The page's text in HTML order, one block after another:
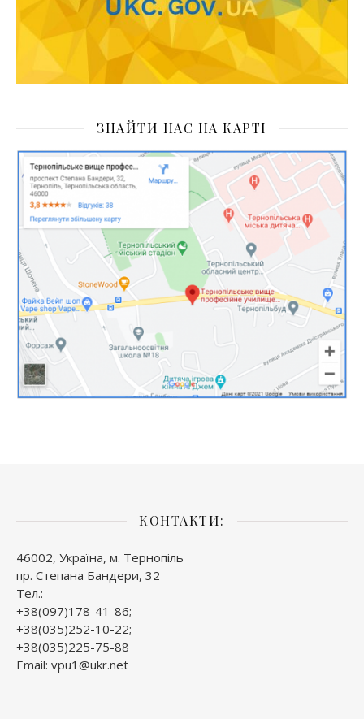
ЗНАЙТИ НАС НА КАРТІ
КОНТАКТИ:
46002, Україна, м. Тернопіль
пр. Степана Бандери, 32
Тел.:
+38(097)178-41-86;
+38(035)252-10-22;
+38(035)225-75-88
Email: vpu1@ukr.net